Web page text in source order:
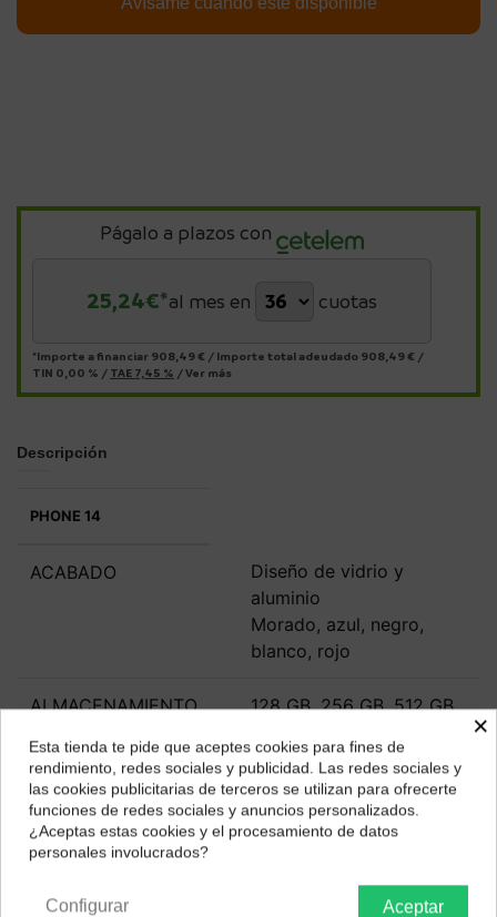
Págalo a plazos con
25,24€*al mes en cuotas
*Importe a financiar 908,49 € / Importe total adeudado 908,49 € /
TIN 0,00 % / TAE 7,45 % /Ver más
Descripción
PHONE 14
ACABADO
Diseño de vidrio y
aluminio
Morado, azul, negro,
blanco, rojo
ALMACENAMIENTO 128 GB, 256 GB, 512 GB
DIMENSIONES Y
PESO
146,7 x 71,5 x 7,8 mm
172 gramos
PANTALLA
Super Retina XDR OLED
Resolución FullHD+
¿Dónde deseas recibir tu pedido?
Selecciona tu ubicación para mostrarte los precios e
impuestos correctos para tu región.
×
Esta tienda te pide que aceptes cookies para fines de
rendimiento, redes sociales y publicidad. Las redes sociales y
las cookies publicitarias de terceros se utilizan para ofrecerte
funciones de redes sociales y anuncios personalizados.
¿Aceptas estas cookies y el procesamiento de datos
personales involucrados?
Aceptar
Configurar